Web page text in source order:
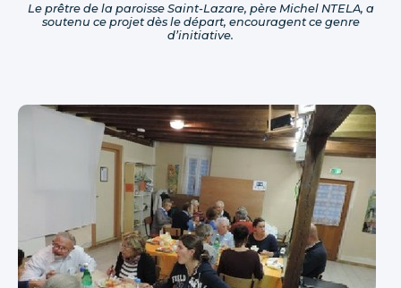
Le prêtre de la paroisse Saint-Lazare, père Michel NTELA, a
soutenu ce projet dès le départ, encouragent ce genre
d’initiative.